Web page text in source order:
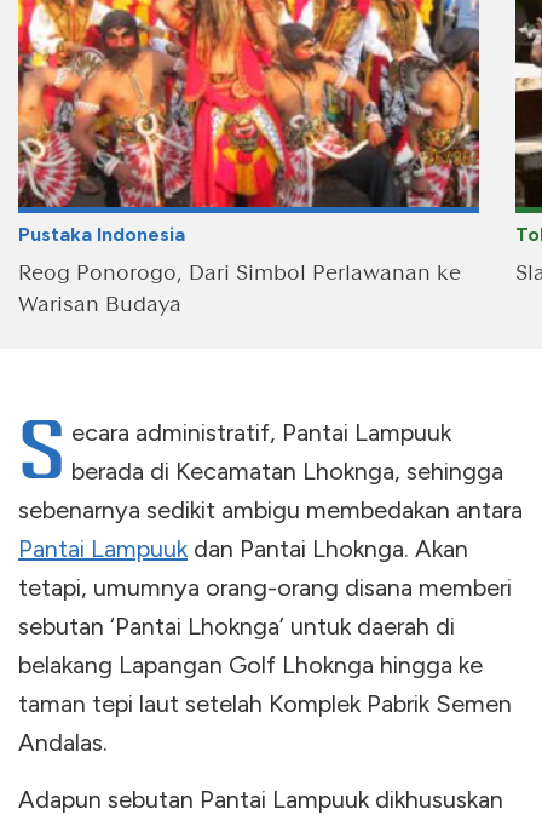
Pustaka Indonesia
Reog Ponorogo, Dari Simbol Perlawanan ke
Warisan Budaya
S ecara administratif, Pantai Lampuuk
berada di Kecamatan Lhoknga, sehingga
sebenarnya sedikit ambigu membedakan antara
Pantai Lampuuk dan Pantai Lhoknga. Akan
tetapi, umumnya orang-orang disana memberi
sebutan ‘Pantai Lhoknga’ untuk daerah di
belakang Lapangan Golf Lhoknga hingga ke
taman tepi laut setelah Komplek Pabrik Semen
Andalas.
Adapun sebutan Pantai Lampuuk dikhususkan